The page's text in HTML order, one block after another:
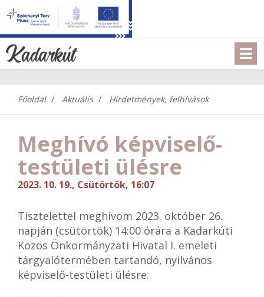
Főoldal Aktuális Hirdetmények, felhívások
Meghívó képviselő-
testületi ülésre
2023. 10. 19., Csütörtök, 16:07
Tisztelettel meghívom 2023. október 26.
napján (csütörtök) 14:00 órára a Kadarkúti
Közös Önkormányzati Hivatal I. emeleti
tárgyalótermében tartandó, nyilvános
képviselő-testületi ülésre.